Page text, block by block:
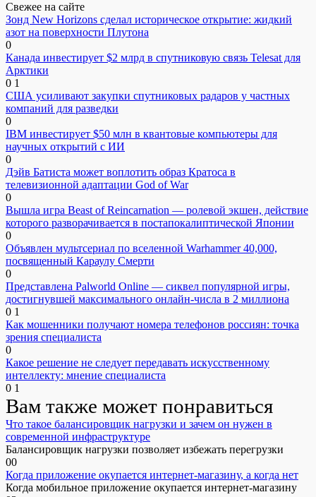
Свежее на сайте
Зонд New Horizons сделал историческое открытие: жидкий
азот на поверхности Плутона
0
Канада инвестирует $2 млрд в спутниковую связь Telesat для
Арктики
0 1
США усиливают закупки спутниковых радаров у частных
компаний для разведки
0
IBM инвестирует $50 млн в квантовые компьютеры для
научных открытий с ИИ
0
Дэйв Батиста может воплотить образ Кратоса в
телевизионной адаптации God of War
0
Вышла игра Beast of Reincarnation — ролевой экшен, действие
которого разворачивается в постапокалиптической Японии
0
Объявлен мультсериал по вселенной Warhammer 40,000,
посвященный Караулу Смерти
0
Представлена Palworld Online — сиквел популярной игры,
достигнувшей максимального онлайн-числа в 2 миллиона
0 1
Как мошенники получают номера телефонов россиян: точка
зрения специалиста
0
Какое решение не следует передавать искусственному
интеллекту: мнение специалиста
0 1
Вам также может понравиться
Что такое балансировщик нагрузки и зачем он нужен в
современной инфраструктуре
Балансировщик нагрузки позволяет избежать перегрузки
00
Когда приложение окупается интернет-магазину, а когда нет
Когда мобильное приложение окупается интернет-магазину